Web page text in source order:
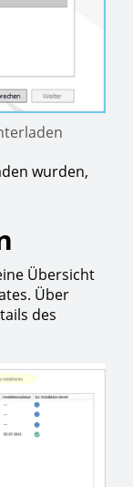
wurden,
Übersicht
Über
des